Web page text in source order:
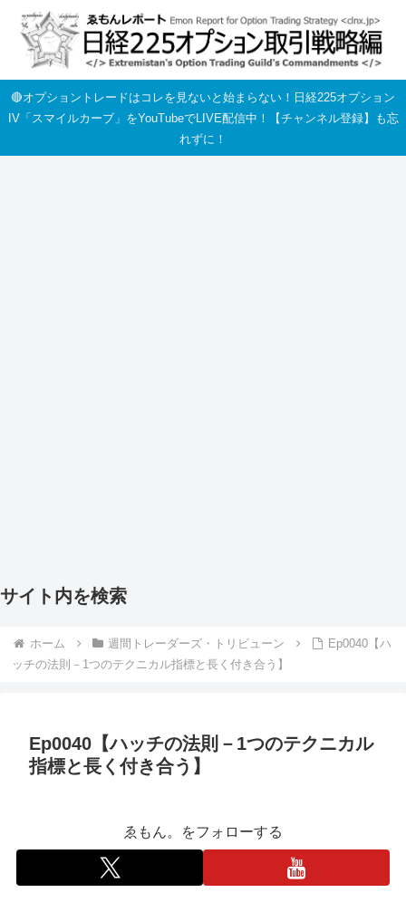
🔴オプショントレードはコレを見ないと始まらない！日経225オプション
IV「スマイルカーブ」をYouTubeでLIVE配信中！【チャンネル登録】も忘
れずに！
サイト内を検索
ホーム 週間トレーダーズ・トリビューン
Ep0040【ハ
ッチの法則－1つのテクニカル指標と長く付き合う】
Ep0040【ハッチの法則－1つのテクニカル
指標と長く付き合う】
ゑもん。をフォローする